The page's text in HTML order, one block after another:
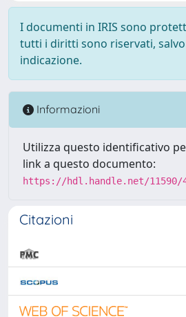
I documenti in IRIS sono
tutti i diritti sono riservati,
indicazione.
Informazioni
Utilizza questo identificativo
link a questo documento:
https://hdl.handle.net/11590/
Citazioni